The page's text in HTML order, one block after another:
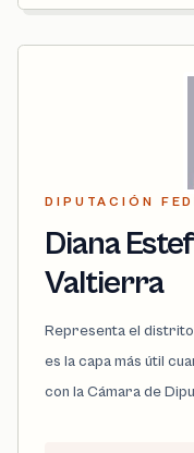
DIPUTACIÓN
Diana
Valtierra
Representa el distrito
es la capa más útil
con la Cámara de